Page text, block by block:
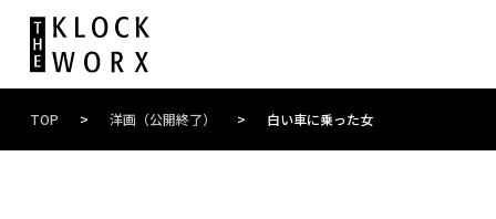
TOP > 洋画（公開終了） > 白い車に乗った女